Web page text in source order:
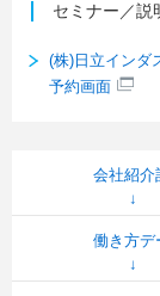
セミナー／説
(株)日立インダ
予約画面
会社紹介
働き方デ